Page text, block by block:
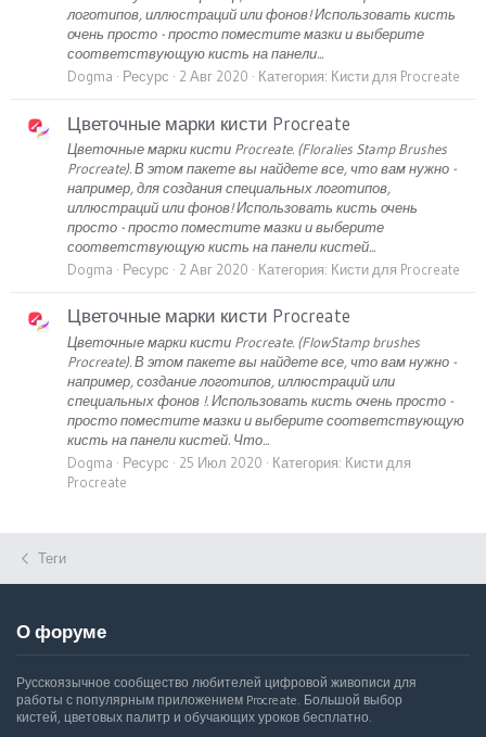
логотипов, иллюстраций или фонов! Использовать кисть
очень просто - просто поместите мазки и выберите
соответствующую кисть на панели...
Dogma
Ресурс 2 Авг 2020 Категория: Кисти для Procreate
Цветочные марки кисти Procreate
Цветочные марки кисти Procreate. (Floralies Stamp Brushes
Procreate). В этом пакете вы найдете все, что вам нужно -
например, для создания специальных логотипов,
иллюстраций или фонов! Использовать кисть очень
просто - просто поместите мазки и выберите
соответствующую кисть на панели кистей...
Dogma
Ресурс 2 Авг 2020 Категория: Кисти для Procreate
Цветочные марки кисти Procreate
Цветочные марки кисти Procreate. (FlowStamp brushes
Procreate). В этом пакете вы найдете все, что вам нужно -
например, создание логотипов, иллюстраций или
специальных фонов !. Использовать кисть очень просто -
просто поместите мазки и выберите соответствующую
кисть на панели кистей. Что...
Dogma
Ресурс 25 Июл 2020 Категория: Кисти для
Procreate
Теги
О форуме
Русскоязычное сообщество любителей цифровой живописи для
работы с популярным приложением Procreate. Большой выбор
кистей, цветовых палитр и обучающих уроков бесплатно.